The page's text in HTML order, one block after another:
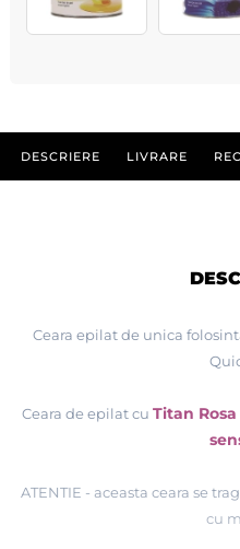
DESCRIERE LIVRARE
Ceara epilat de unica
Ceara de epilat cuTitan Rosa
ATENTIE - aceasta ceara se
cu